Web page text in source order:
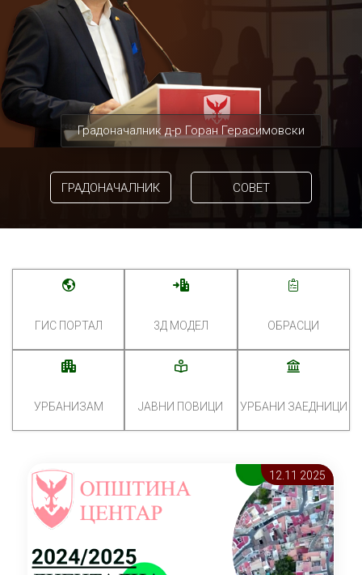
Градоначалник д-р Горан Герасимовски
ГРАДОНАЧАЛНИК СОВЕТ
ГИС ПОРТАЛ 3Д МОДЕЛ ОБРАСЦИ
УРБАНИЗАМ ЈАВНИ ПОВИЦИ УРБАНИ ЗАЕДНИЦИ
12.11 2025